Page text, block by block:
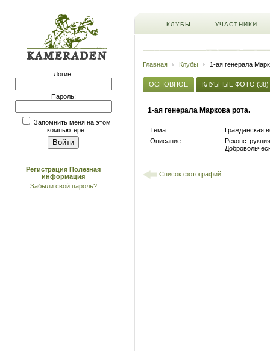
Логин:
Пароль:
Запомнить меня на этом
компьютере
Регистрация Полезная
информация
Забыли свой пароль?
КЛУБЫ УЧАСТНИКИ
Главная Клубы 1-ая генерала
ОСНОВНОЕ КЛУБНЫЕ ФОТО (38)
1-ая генерала Маркова рота.
Тема:
Гражданская
Описание:
Список фотографий